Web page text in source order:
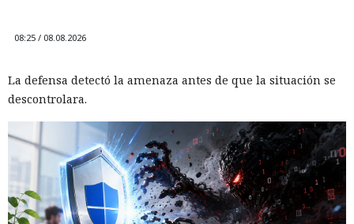
08:25 / 08.08.2026
La defensa detectó la amenaza antes de que la situación se
descontrolara.